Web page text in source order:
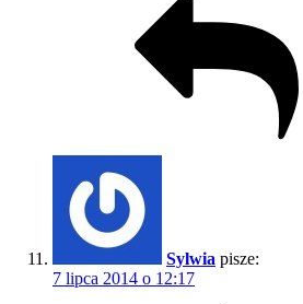
Sylwia pisze:
7 lipca 2014 o 12:17